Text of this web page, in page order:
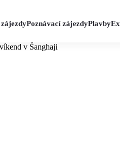
Poznávací zájezdyPlavby
v Šanghaji